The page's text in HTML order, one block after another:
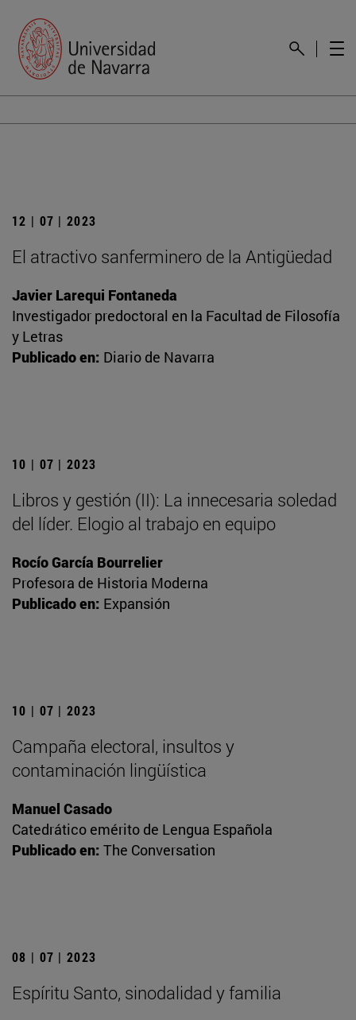
12 | 07 | 2023
El atractivo sanferminero de la Antigüedad
Javier Larequi Fontaneda
Investigador predoctoral en la Facultad de Filosofía
y Letras
Publicado en: Diario de Navarra
10 | 07 | 2023
Libros y gestión (II): La innecesaria soledad
del líder. Elogio al trabajo en equipo
Rocío García Bourrelier
Profesora de Historia Moderna
Publicado en: Expansión
10 | 07 | 2023
Campaña electoral, insultos y
contaminación lingüística
Manuel Casado
Catedrático emérito de Lengua Española
Publicado en: The Conversation
08 | 07 | 2023
Espíritu Santo, sinodalidad y familia